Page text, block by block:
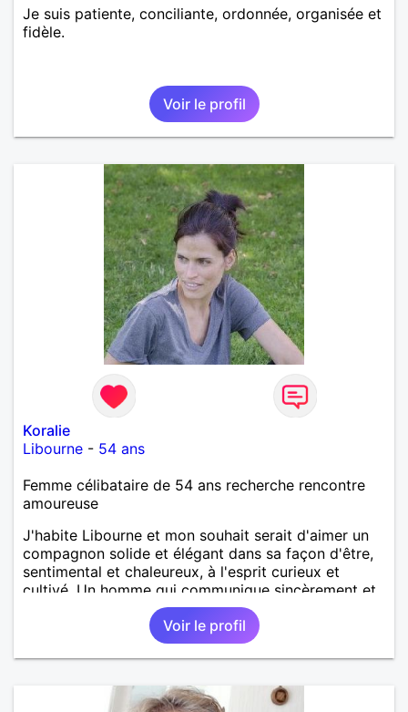
Je suis patiente, conciliante, ordonnée, organisée et
fidèle.
Voir le profil
Koralie
Libourne - 54 ans
Femme célibataire de 54 ans recherche rencontre
amoureuse
J'habite Libourne et mon souhait serait d'aimer un
compagnon solide et élégant dans sa façon d'être,
sentimental et chaleureux, à l'esprit curieux et
cultivé. Un homme qui communique sincèrement et
exprime ses ressentis sans faux semblant.... Cela me
semble essentiel pour une vie commune
harmonieuse et épanouissante.... Romantique si
possible mais lucide, je danserais mon bonheur avec
Voir le profil